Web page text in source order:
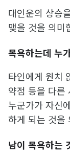
대인운의 상승
맺을 것을 의미
목욕하는데 누
타인에게 원치
약점 등을 다른
누군가가 자신
하게 되는 것을
남이 목욕하는